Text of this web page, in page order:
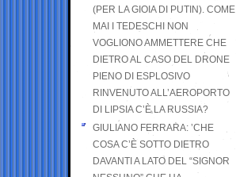
(PER LA GIOIA DI PUTIN). COME
MAI I TEDESCHI NON
VOGLIONO AMMETTERE CHE
DIETRO AL CASO DEL DRONE
PIENO DI ESPLOSIVO
RINVENUTO ALL’AEROPORTO
DI LIPSIA C’È LA RUSSIA?
GIULIANO FERRARA: ’CHE
COSA C’È SOTTO DIETRO
DAVANTI A LATO DEL “SIGNOR